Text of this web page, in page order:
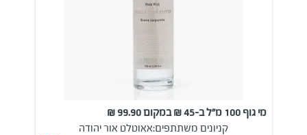
מי גוף 100 מ"ל ב-45 ₪ במקום 99.90 ₪
קניונים משתתפים:אאוטלט אור יהודה